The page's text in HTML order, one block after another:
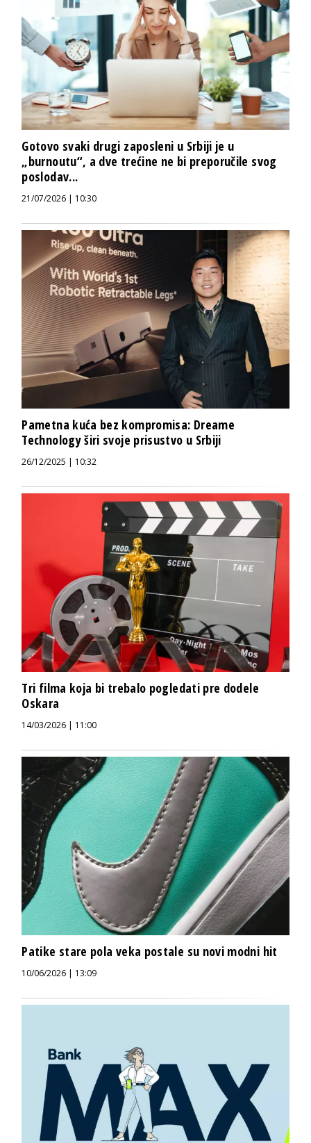
Gotovo svaki drugi zaposleni u Srbiji je u
„burnoutu“, a dve trećine ne bi preporučile svog
poslodav...
21/07/2026 | 10:30
Pametna kuća bez kompromisa: Dreame
Technology širi svoje prisustvo u Srbiji
26/12/2025 | 10:32
Tri filma koja bi trebalo pogledati pre dodele
Oskara
14/03/2026 | 11:00
Patike stare pola veka postale su novi modni hit
10/06/2026 | 13:09